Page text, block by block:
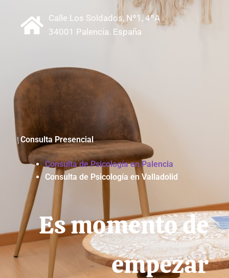
Calle Los Soldados, Nº1, 4ºA
34001 Palencia. España
Consulta Presencial
Consulta de Psicología en Palencia
Consulta de Psicología en Valladolid
Es momento de
empezar